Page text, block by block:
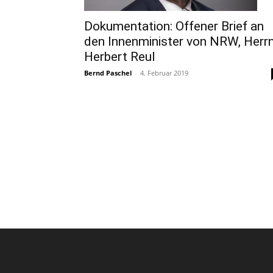
Dokumentation: Offener Brief an
den Innenminister von NRW,
Herbert Reul
Bernd Paschel - 4. Februar 2019